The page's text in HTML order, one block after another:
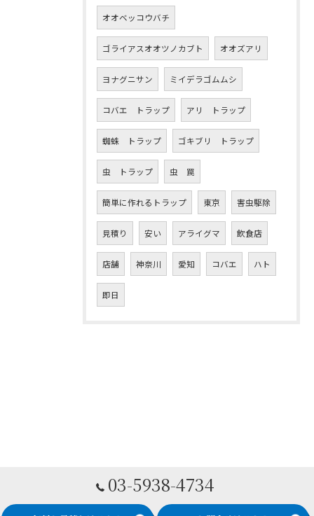
オオベッコウバチ
ゴライアスオオツノカブト オオズアリ
ヨナグニサン ミイデラゴムムシ
コバエ トラップ アリ トラップ
蜘蛛 トラップ ゴキブリ トラップ
虫 トラップ 虫 罠
簡単に作れるトラップ 東京 害虫駆除
見積り 安い アライグマ 飲食店
店舗 神奈川 愛知 コバエ ハト
即日
03-5938-4734